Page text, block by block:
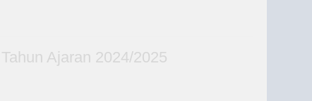
Ajaran 2024/2025